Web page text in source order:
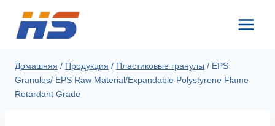
контенту
Домашняя / Продукция / Пластиковые гранулы / EPS
Granules/ EPS Raw Material/Expandable Polystyrene Flame
Retardant Grade